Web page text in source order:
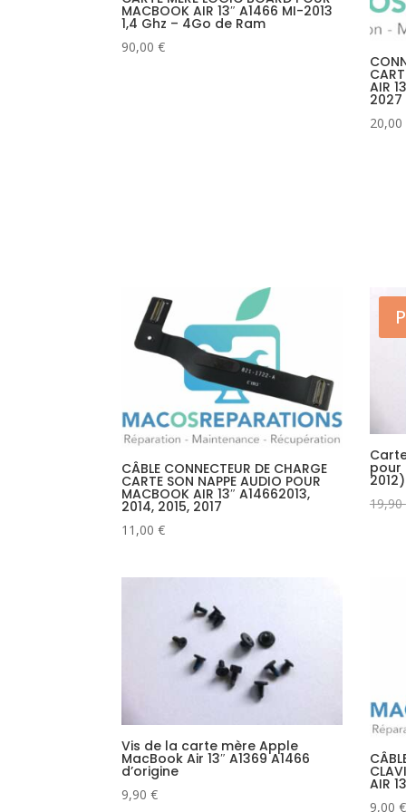
MACBOOK AIR 13″ A1466 MI-2013
1,4 Ghz – 4Go de Ram
90,00€
AIR
2027
20,00
CÂBLE CONNECTEUR DE CHARGE
CARTE SON NAPPE AUDIO POUR
MACBOOK AIR 13″ A14662013,
2014, 2015, 2017
11,00€
pour
19,90
Vis de la carte mère Apple
MacBook Air 13″ A1369 A1466
d’origine
9,90€
AIR
9,00 €